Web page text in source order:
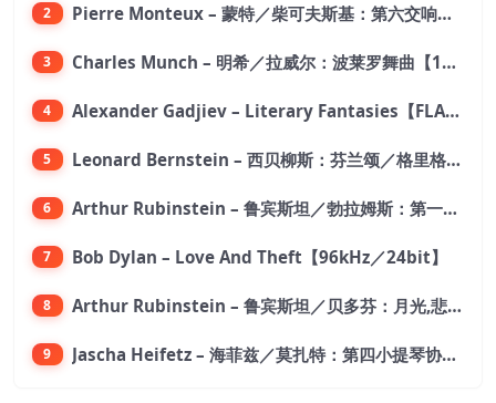
2 Pierre Monteux – 蒙特／柴可夫斯基：第六交响曲【176.4kHz／24bit】
3 Charles Munch – 明希／拉威尔：波莱罗舞曲【176.4kHz／24bit】
4 Alexander Gadjiev – Literary Fantasies【FLAC 192】
5 Leonard Bernstein – 西贝柳斯：芬兰颂／格里格：培尔·金特组曲【44.1kHz／24bit】
6 Arthur Rubinstein – 鲁宾斯坦／勃拉姆斯：第一钢琴协奏曲【176.4kHz／24bit】
7 Bob Dylan – Love And Theft【96kHz／24bit】
8 Arthur Rubinstein – 鲁宾斯坦／贝多芬：月光,悲怆,热情,告别钢琴奏鸣曲【176.4kHz／24bit】
9 Jascha Heifetz – 海菲兹／莫扎特：第四小提琴协奏曲，第五小提琴协奏曲《土耳其》／维瓦尔第：小提琴与大提琴协奏曲，RV 547【192kHz／24bit】